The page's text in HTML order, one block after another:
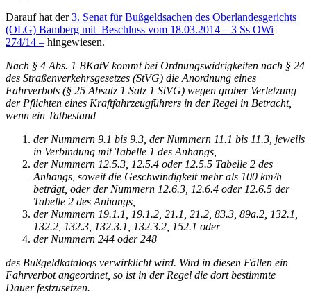
Darauf hat der3. Senat für Bußgeldsachen des Oberlandesgerichts
(OLG) Bamberg mit Beschluss vom 18.03.2014 – 3 Ss OWi
274/14 – hingewiesen.
Nach § 4 Abs. 1 BKatV kommt bei Ordnungswidrigkeiten nach § 24
des Straßenverkehrsgesetzes (StVG) die Anordnung eines
Fahrverbots (§ 25 Absatz 1 Satz 1 StVG) wegen grober Verletzung
der Pflichten eines Kraftfahrzeugführers in der Regel in Betracht,
wenn ein Tatbestand
der Nummern 9.1 bis 9.3, der Nummern 11.1 bis 11.3, jeweils
in Verbindung mit Tabelle 1 des Anhangs,
der Nummern 12.5.3, 12.5.4 oder 12.5.5 Tabelle 2 des
Anhangs, soweit die Geschwindigkeit mehr als 100 km/h
beträgt, oder der Nummern 12.6.3, 12.6.4 oder 12.6.5 der
Tabelle 2 des Anhangs,
der Nummern 19.1.1, 19.1.2, 21.1, 21.2, 83.3, 89a.2, 132.1,
132.2, 132.3, 132.3.1, 132.3.2, 152.1 oder
der Nummern 244 oder 248
des Bußgeldkatalogs verwirklicht wird. Wird in diesen Fällen ein
Fahrverbot angeordnet, so ist in der Regel die dort bestimmte
Dauer festzusetzen.